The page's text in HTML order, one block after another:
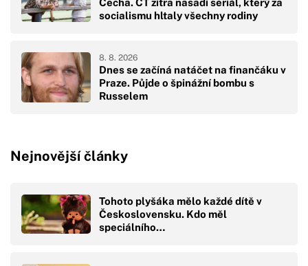
socialismu hltaly všechny rodiny
Dnes se začíná natáčet na finančáku v
Praze. Půjde o špinážní bombu s
Russelem
8. 8. 2026
Nejnovější články
Tohoto plyšáka mělo každé dítě v
Československu. Kdo měl
speciálního…